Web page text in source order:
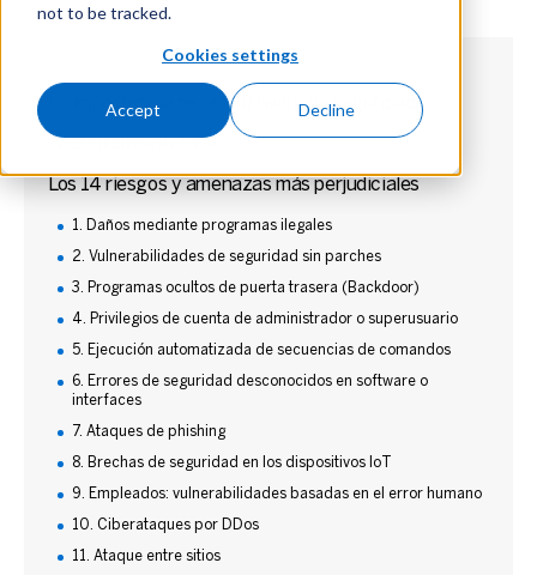
not to be tracked.
Cookies settings
Accept Decline
La importancia de un software de seguridad
Los 14 riesgos y amenazas más perjudiciales
1. Daños mediante programas ilegales
2. Vulnerabilidades de seguridad sin parches
3. Programas ocultos de puerta trasera (Backdoor)
4. Privilegios de cuenta de administrador o superusuario
5. Ejecución automatizada de secuencias de comandos
6. Errores de seguridad desconocidos en software o
interfaces
7. Ataques de phishing
8. Brechas de seguridad en los dispositivos IoT
9. Empleados: vulnerabilidades basadas en el error humano
10. Ciberataques por DDos
11. Ataque entre sitios